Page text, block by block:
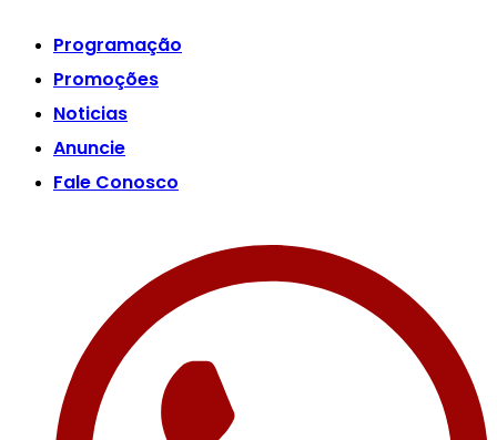
Programação
Promoções
Noticias
Anuncie
Fale Conosco